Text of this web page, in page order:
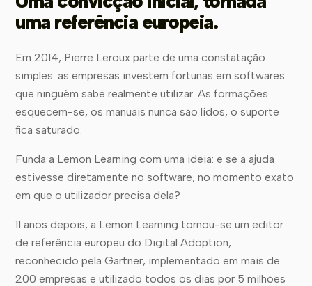
uma referência europeia.
Em 2014, Pierre Leroux parte de uma constatação
simples: as empresas investem fortunas em softwares
que ninguém sabe realmente utilizar. As formações
esquecem-se, os manuais nunca são lidos, o suporte
fica saturado.
Funda a Lemon Learning com uma ideia: e se a ajuda
estivesse diretamente no software, no momento exato
em que o utilizador precisa dela?
11 anos depois, a Lemon Learning tornou-se um editor
de referência europeu do Digital Adoption,
reconhecido pela Gartner, implementado em mais de
200 empresas e utilizado todos os dias por 5 milhões